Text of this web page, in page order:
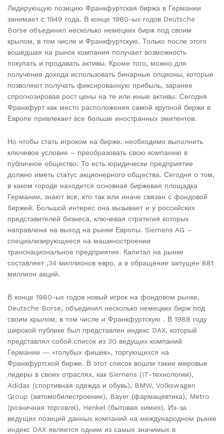
Лидирующую позицию Франкфуртская биржа в Германии
занимает с 1949 года. В конце 1980-ых годов Deutsche
Borse объединил несколько немецких бирж под своим
крылом, в том числе и Франкфуртскую. Только после этого
вошедшая на рынок компания получает возможность
покупать и продавать активы. Кроме того, можно для
получения дохода использовать бинарные опционы, которые
позволяют получать фиксированную прибыль, заранее
спрогнозировав рост цены на те или иные активы. Сегодня
Франкфурт как место расположения самой крупной биржи в
Европе привлекает все больше иностранных эмитентов.
Но чтобы стать игроком на бирже, необходимо выполнить
ключевое условие – преобразовать свою компанию в
публичное общество. То есть юридически предприятие
должно иметь статус акционерного общества. Сегодня о том,
в каком городе находится основная биржевая площадка
Германии, знают все, кто так или иначе связан с фондовой
биржей. Большой интерес она вызывает и у российских
представителей бизнеса, ключевая стратегия которых
направлена на выход на рынки Европы. Siemens AG –
специализирующееся на машиностроении
транснациональное предприятие. Капитал на рынке
составляет ,34 миллионов евро, а в обращение запущен 881
миллион акций.
В конце 1980-ых годов новый игрок на фондовом рынке,
Deutsche Borse, объединил несколько немецких бирж под
своим крылом, в том числе и Франкфуртскую . В 1988 году
широкой публике был представлен индекс DAX, который
представлял собой список из 30 ведущих компаний
Германии — «голубых фишек», торгующихся на
Франкфуртской бирже. В этот список вошли такие мировые
лидеры в своих отраслях, как Siemens (IT-технологии),
Adidas (спортивная одежда и обувь), BMW, Volkswagen
Group (автомобилестроение), Bayer (фармацевтика), Metro
(розничная торговля), Henkel (бытовая химия). Из-за
ведущих позиций данных компаний на международном рынке
индекс DAX является одним из самых значимых в